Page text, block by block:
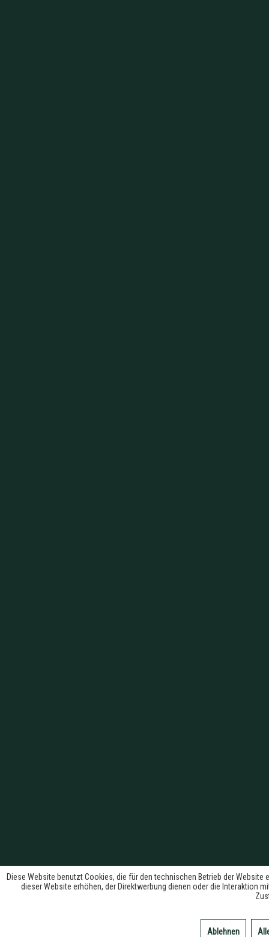
Diese Website benutzt Cookies, die für den technischen Betrieb der
dieser Website erhöhen, der Direktwerbung dienen oder die Interaktion
Ablehnen